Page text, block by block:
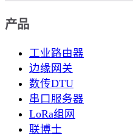
产品
工业路由器
边缘网关
数传DTU
串口服务器
LoRa组网
联博士